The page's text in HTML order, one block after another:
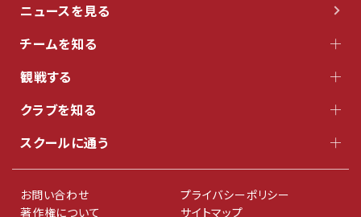
ニュースを見る
チームを知る
観戦する
クラブを知る
スクールに通う
お問い合わせ
プライバシーポリシー
著作権について
サイトマップ